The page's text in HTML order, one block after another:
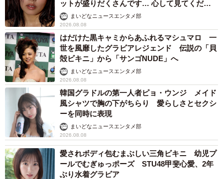
【1位：新垣結衣】
昨年、人気ドラマ『逃げるは恥だが役に立つ』で共演した
星野源さんと結婚を発表し、逃げ恥婚でも話題となりまし
た。ドラマではウェディングドレスも着用され、印象に強
く残っている方も多かった様子。
「星野源さんとガッキーの結婚式が見たい！どんなドレス
着るんだろう」「とにかく綺麗で可愛い！ガッキーは何で
も似合う！」
【2位​：北川景子】
なりたい顔ランキングでも常に上位にランクインし、女性
ットが盛りだくさんです… 心して見てくださ
い」まいどなニュースエンタメ部
2026.08.08
はだけた黒キャミからあふれるマシュマロ 一
世を風靡したグラビアレジェンド 伝説の「貝
殻ビキニ」から「サンゴNUDE」へ
まいどなニュースエンタメ部
2026.08.08
韓国グラドルの第一人者ピョ・ウンジ メイド
風シャツで胸の下がちらり 愛らしさとセクシ
ーを同時に表現
まいどなニュースエンタメ部
2026.08.08
愛されボディ包むまぶしい三角ビキニ 幼児プ
ールでむぎゅっポーズ STU48甲斐心愛、2年
ぶり水着グラビア